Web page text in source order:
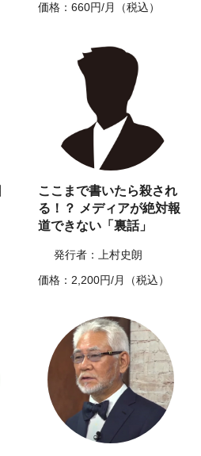
価格：660円/月（税込）
ここまで書いたら殺され
る！？ メディアが絶対報
道できない「裏話」
発行者：上村史朗
価格：2,200円/月（税込）